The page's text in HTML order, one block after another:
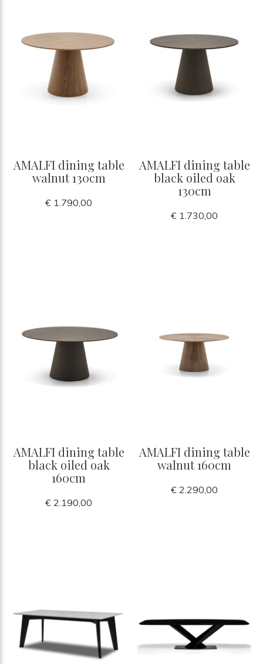
AMALFI dining table
walnut 130cm
€ 1.790,00
AMALFI dining table
black oiled oak
130cm
€ 1.730,00
AMALFI dining table
black oiled oak
160cm
€ 2.190,00
AMALFI dining table
walnut 160cm
€ 2.290,00